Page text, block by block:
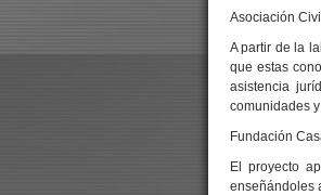
Asociación
A partir de la
que estas
asistencia
comunidades
Fundación
El proyecto
enseñándoles